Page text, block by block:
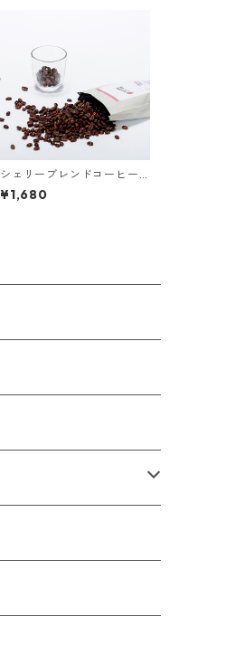
シェリーブレンドコーヒー
豆 150ｇ｜送料無料・税込
【ポスト投函】
¥1,680